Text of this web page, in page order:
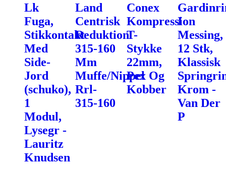
Lk
Fuga,
Stikkontakt
Med
Side-
Jord
(schuko),
1
Modul,
Lysegr -
Lauritz
Knudsen
Land
Centrisk
Reduktion
315-160
Mm
Muffe/Nippel
Rrl-
315-160
Conex
Kompression
T-
Stykke
22mm,
Pex Og
Kobber
I
Messing,
12 Stk,
Klassisk
Krom -
Van Der
P